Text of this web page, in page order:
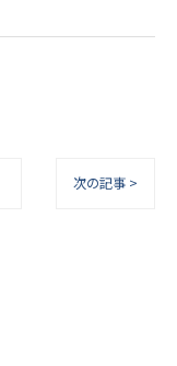
次の記事 >